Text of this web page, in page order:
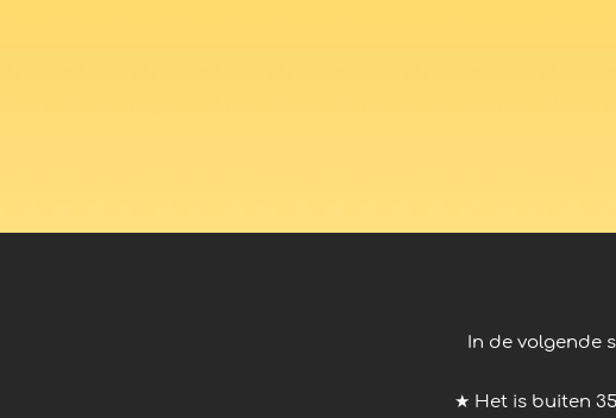
In de volgende
★ Het is buiten